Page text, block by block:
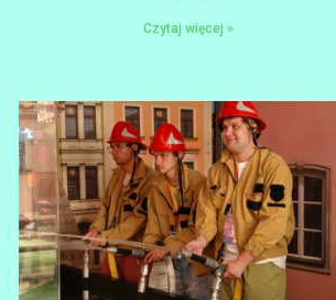
Czytaj więcej »